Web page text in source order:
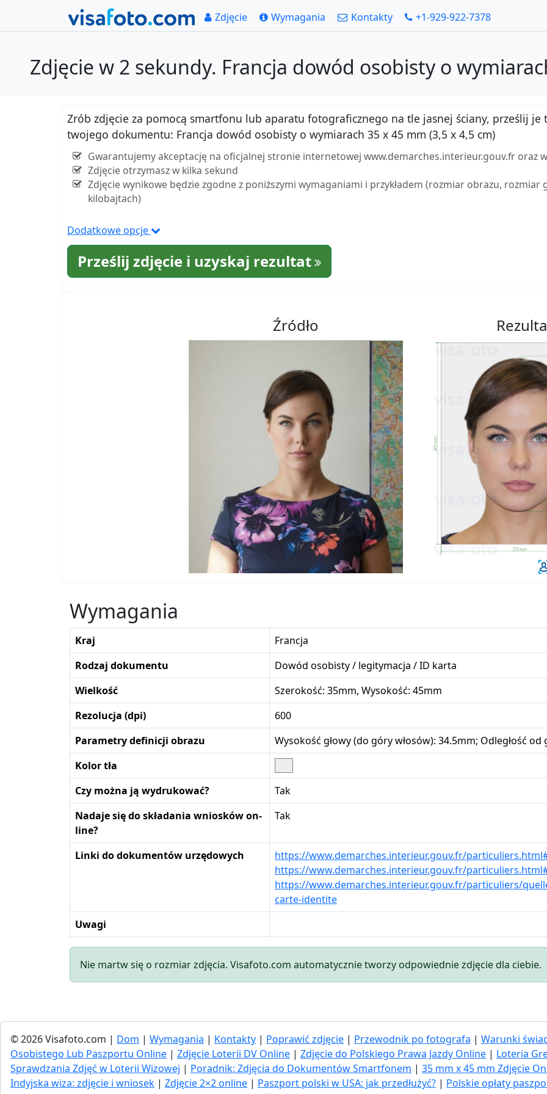
Zdjęcie Wymagania Kontakty +1-929-922-7378
Zdjęcie w 2 sekundy. Francja dowód osobisty o
Zrób zdjęcie za pomocą smartfonu lub aparatu fotograficznego na tle jasnej ściany, prześlij
twojego dokumentu: Francja dowód osobisty o wymiarach 35 x 45 mm (3,5 x 4,5 cm)
Gwarantujemy akceptację na oficjalnej stronie internetowej www.demarches.interieur.gouv.fr oraz
Zdjęcie otrzymasz w kilka sekund
Zdjęcie wynikowe będzie zgodne z poniższymi wymaganiami i przykładem (rozmiar obrazu, rozmiar
kilobajtach)
Dodatkowe opcje
Prześlij zdjęcie i uzyskaj rezultat
Źródło
Wymagania
Kraj
Francja
Rodzaj dokumentu
Dowód osobisty / legitymacja / ID karta
Wielkość
Szerokość: 35mm, Wysokość: 45mm
Rezolucja (dpi)
600
Parametry definicji obrazu
Wysokość głowy (do góry włosów): 34.5mm; Odległość
Kolor tła
Czy można ją wydrukować?
Tak
Nadaje się do składania wniosków on-
line?
Tak
Linki do dokumentów urzędowych
https://www.demarches.interieur.gouv.fr/
https://www.demarches.interieur.gouv.fr/
https://www.demarches.interieur.gouv.fr/particuliers/
carte-identite
Uwagi
Nie martw się o rozmiar zdjęcia. Visafoto.com automatycznie tworzy odpowiednie zdjęcie dla ciebie.
© 2026 Visafoto.com | Dom | Wymagania | Kontakty | Poprawić zdjęcie | Przewodnik po fotografa | Warunki
Osobistego Lub Paszportu Online | Zdjęcie Loterii DV Online | Zdjęcie do Polskiego Prawa Jazdy Online | Loteria
Sprawdzania Zdjęć w Loterii Wizowej | Poradnik: Zdjęcia do Dokumentów Smartfonem | 35 mm x 45 mm Zdjęcie
Indyjska wiza: zdjęcie i wniosek | Zdjęcie 2×2 online | Paszport polski w USA: jak przedłużyć​? | Polskie opłaty